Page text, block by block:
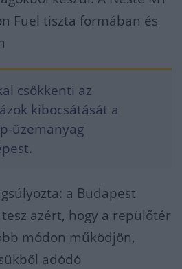
Fuel tiszta formában és
csökkenti az
kibocsátását a
üzemanyag
a Budapest
azért, hogy a repülőtér
módon működjön,
adódó